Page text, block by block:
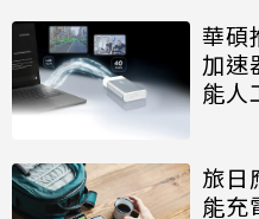
華碩
加速
能人
旅日
能充